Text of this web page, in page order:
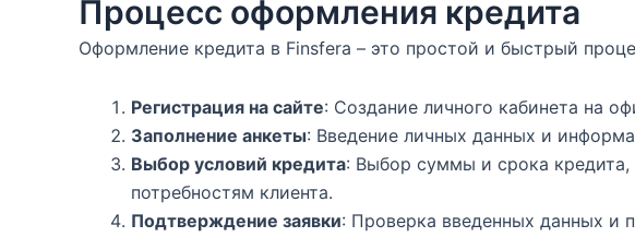
Процесс оформления кредита
Оформление кредита в Finsfera – это простой и быстрый
Регистрация на сайте: Создание личного кабинета на
Заполнение анкеты: Введение личных данных и
Выбор условий кредита: Выбор суммы и срока кредита,
потребностям клиента.
Подтверждение заявки: Проверка введенных данных и